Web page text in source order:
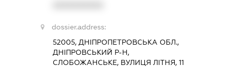
dossier.address:
52005, ДНІПРОПЕТРОВСЬКА ОБЛ.,
ДНІПРОВСЬКИЙ Р-Н,
СЛОБОЖАНСЬКЕ, ВУЛИЦЯ ЛІТНЯ, 11